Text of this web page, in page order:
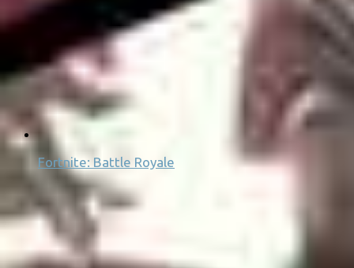
Fortnite: Battle Royale